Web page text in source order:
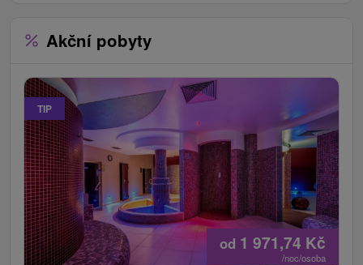
Akční pobyty
TIP
od 1 971,74 Kč
/noc/osoba